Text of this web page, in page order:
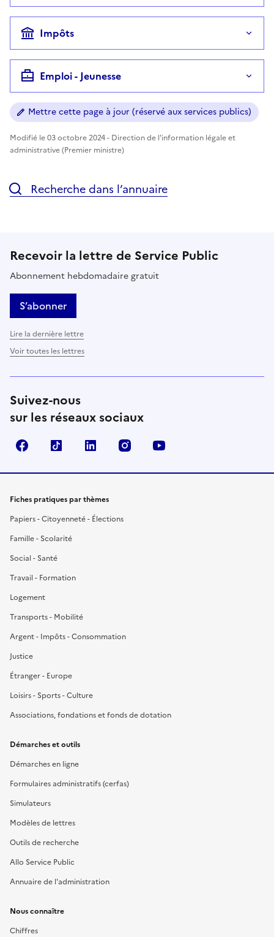
Impôts
Emploi - Jeunesse
Mettre cette page à jour (réservé aux services publics)
Modifié le 03 octobre 2024 - Direction de l'information légale et
administrative (Premier ministre)
Recherche dans l’annuaire
Recevoir la lettre de Service Public
Abonnement hebdomadaire gratuit
S’abonner
Lire la dernière lettre
Voir toutes les lettres
Suivez-nous
sur les réseaux sociaux
FacebookTikTok LinkedIn Instagram
Fiches pratiques par thèmes
Papiers - Citoyenneté - Élections
Famille - Scolarité
Social - Santé
Travail - Formation
Logement
Transports - Mobilité
Argent - Impôts - Consommation
Justice
Étranger - Europe
Loisirs - Sports - Culture
Associations, fondations et fonds de dotation
Démarches et outils
Démarches en ligne
Formulaires administratifs (cerfas)
Simulateurs
Modèles de lettres
Outils de recherche
Allo Service Public
Annuaire de l'administration
Nous connaître
Chiffres